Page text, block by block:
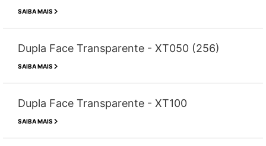
SAIBA MAIS
Dupla Face Transparente - XT050 (256)
SAIBA MAIS
Dupla Face Transparente - XT100
SAIBA MAIS